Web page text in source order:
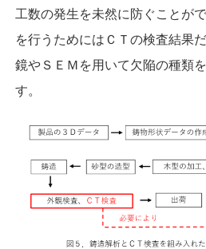
工数の発生を未然に防ぐことが
を行うためにはＣＴの検査結果
鏡やＳＥＭを用いて欠陥の種類
す。